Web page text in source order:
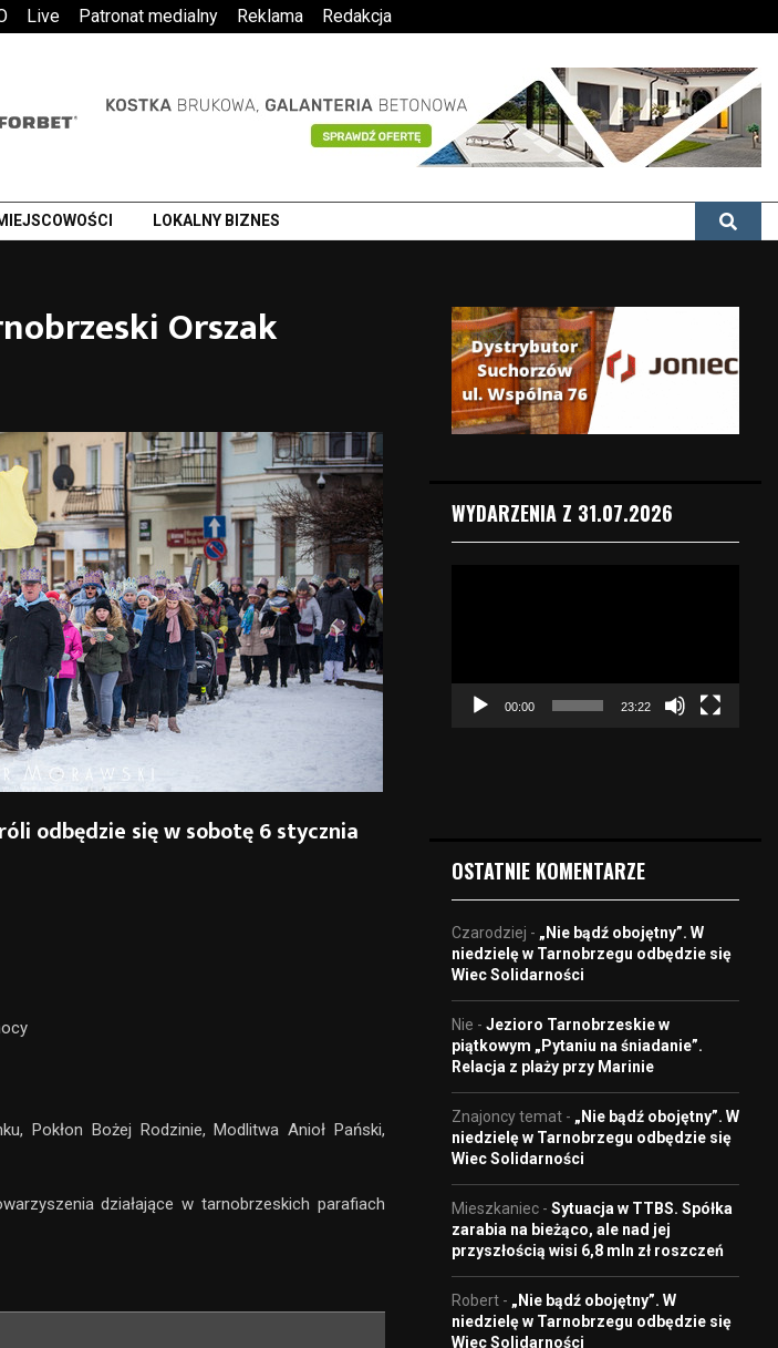
Live Patronat medialny Reklama Redakcja
LOKALNY BIZNES
Orszak
odbędzie się w sobotę 6 stycznia
Pokłon Bożej Rodzinie, Modlitwa Anioł Pański,
działające w tarnobrzeskich parafiach
WYDARZENIA Z 31.07.2026
e
o
00:00 23:22
OSTATNIE KOMENTARZE
Czarodziej - „Nie bądź obojętny”. W
niedzielę w Tarnobrzegu odbędzie się
Wiec Solidarności
Nie - Jezioro Tarnobrzeskie w
piątkowym „Pytaniu na śniadanie”.
Relacja z plaży przy Marinie
Znajoncy temat - „Nie bądź obojętny”. W
niedzielę w Tarnobrzegu odbędzie się
Wiec Solidarności
Mieszkaniec - Sytuacja w TTBS. Spółka
zarabia na bieżąco, ale nad jej
przyszłością wisi 6,8 mln zł roszczeń
Robert - „Nie bądź obojętny”. W
niedzielę w Tarnobrzegu odbędzie się
Wiec Solidarności